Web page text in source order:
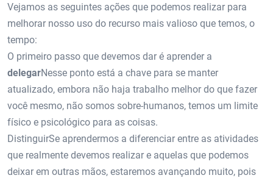
Vejamos as seguintes ações que podemos realizar para
melhorar nosso uso do recurso mais valioso que temos, o
tempo:
O primeiro passo que devemos dar é aprender a
delegarNesse ponto está a chave para se manter
atualizado, embora não haja trabalho melhor do que fazer
você mesmo, não somos sobre-humanos, temos um limite
físico e psicológico para as coisas.
DistinguirSe aprendermos a diferenciar entre as atividades
que realmente devemos realizar e aquelas que podemos
deixar em outras mãos, estaremos avançando muito, pois